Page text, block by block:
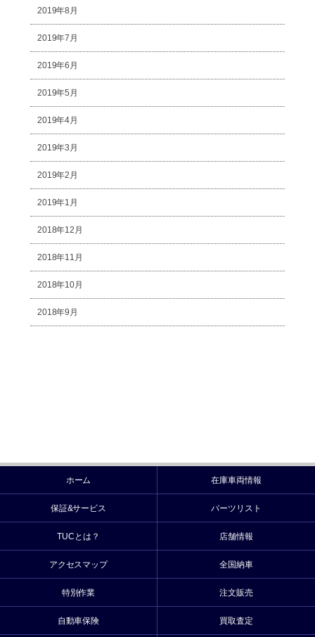
2019年8月
2019年7月
2019年6月
2019年5月
2019年4月
2019年3月
2019年2月
2019年1月
2018年12月
2018年11月
2018年10月
2018年9月
ホーム 在庫車両情報
保証&サービス パーツリスト
TUCとは？ 店舗情報
アクセスマップ 全国納車
特別作業 注文販売
自動車保険 買取査定